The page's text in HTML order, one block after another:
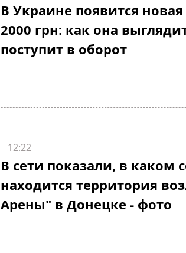
В Украине появится
2000 грн: как она
поступит в оборот
12:22
В сети показали, в каком
находится территория
Арены" в Донецке - фото